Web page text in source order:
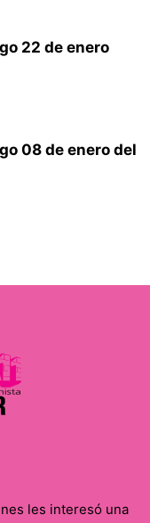
22 de enero
08 de enero del
les interesó una